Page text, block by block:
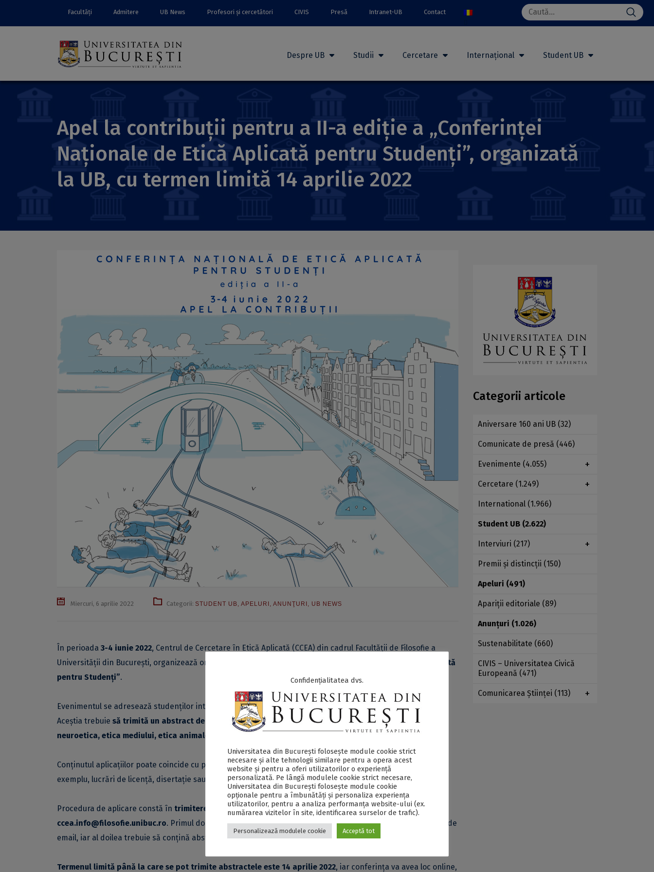
Facultăți Admitere UB News Profesori și cercetători CIVIS Presă Intranet-UB Contact
Search
for:
Despre UB Studii Cercetare Internațional Student UB
Apel la contribuții pentru a II-a ediție a „Conferinței
Naționale de Etică Aplicată pentru Studenți”, organizată
la UB, cu termen limită 14 aprilie 2022
Miercuri, 6 aprilie 2022 Categorii: STUDENT UB, APELURI , ANUNŢURI , UB NEWS
În perioada 3-4 iunie 2022, Centrul de Cercetare în Etică Aplicată (CCEA) din cadrul Facultății de Filosofie a
Universității din București, organizează online cea de-a doua ediție a
„Conferinței Naționale de Etică Aplicată
pentru Studenți”.
Evenimentul se adresează studenților interesați de temele de etică aplicată ale societății contemporane.
Aceștia trebuie să trimită un abstract de maximum 500 de cuvinte bazat pe tematici ca etica biomedicală,
neuroetica, etica mediului, etica animalelor, etica digitală
Conținutul aplicațiilor poate coincide cu proiecte la care studenții au lucrat sau lucrează în prezent (de
exemplu, lucrări de licență, disertație sau doctorat, eseuri ori articole), cu condiția să nu mai fi fost publicate.
Procedura de aplicare constă în trimiterea a două documente separate la adresa de e-mail
ccea.info@filosofie.unibuc.ro. Primul document trebuie să conțină numele, afilierea instituțională și adresă de
email, iar al doilea trebuie să conțină abstractul anonimizat.
Termenul limită până la care se pot trimite abstractele este 14 aprilie 2022, iar conferința va avea loc online,
Categorii articole
Aniversare 160 ani UB (32)
Comunicate de presă (446)
Evenimente (4.055)
Cercetare (1.249)
International (1.966)
Student UB (2.622)
Interviuri (217)
Premii şi distincţii (150)
Apeluri (491)
Apariţii editoriale (89)
Anunţuri (1.026)
Sustenabilitate (660)
CIVIS – Universitatea Civică
Europeană (471)
Comunicarea Ştiinţei (113)
Confidențialitatea dvs.
Universitatea din București folosește module cookie strict
necesare și alte tehnologii similare pentru a opera acest
website și pentru a oferi utilizatorilor o experiență
personalizată. Pe lângă modulele cookie strict necesare,
Universitatea din București folosește module cookie
opționale pentru a îmbunătăți și personaliza experiența
utilizatorilor, pentru a analiza performanța website-ului (ex.
numărarea vizitelor în site, identificarea surselor de trafic).
Personalizează modulele cookie Acceptă tot